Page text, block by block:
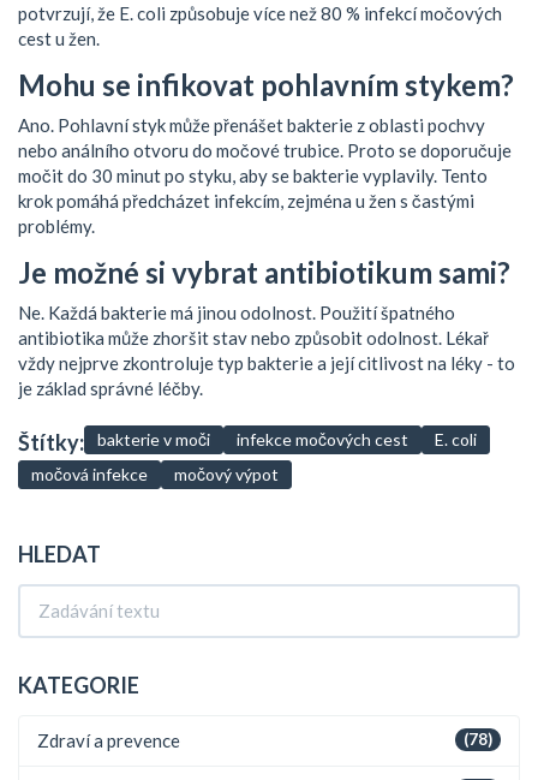
potvrzují, že E. coli způsobuje více než 80 % infekcí močových
cest u žen.
Mohu se infikovat pohlavním stykem?
Ano. Pohlavní styk může přenášet bakterie z oblasti pochvy
nebo análního otvoru do močové trubice. Proto se doporučuje
močit do 30 minut po styku, aby se bakterie vyplavily. Tento
krok pomáhá předcházet infekcím, zejména u žen s častými
problémy.
Je možné si vybrat antibiotikum sami?
Ne. Každá bakterie má jinou odolnost. Použití špatného
antibiotika může zhoršit stav nebo způsobit odolnost. Lékař
vždy nejprve zkontroluje typ bakterie a její citlivost na léky - to
je základ správné léčby.
Štítky: bakterie v moči infekce močových cest
E. coli
močová infekce
močový výpot
HLEDAT
KATEGORIE
(78)
Zdraví a prevence